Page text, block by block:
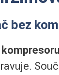
bez